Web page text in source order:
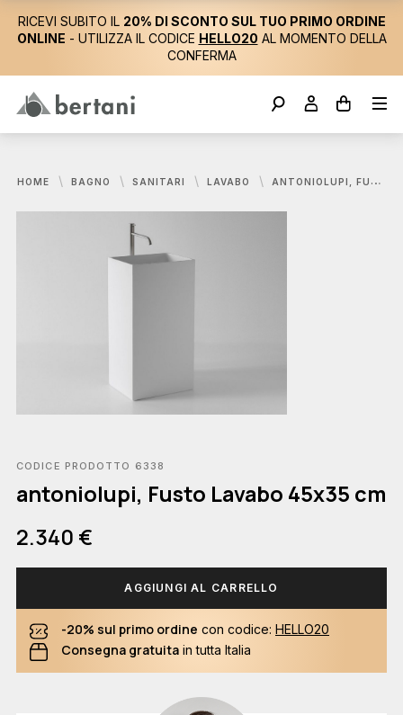
RICEVI SUBITO IL 20% DI SCONTO SUL TUO PRIMO ORDINE
ONLINE - UTILIZZA IL CODICE HELLO20 AL MOMENTO DELLA
CONFERMA
HOME BAGNO SANITARI LAVABO ANTONIOLUPI, FUSTO LAVABO 45X35 CM
CODICE PRODOTTO 6338
antoniolupi, Fusto Lavabo 45x35 cm
2.340 €
AGGIUNGI AL CARRELLO
-20% sul primo ordine con codice: HELLO20
Consegna gratuita in tutta Italia